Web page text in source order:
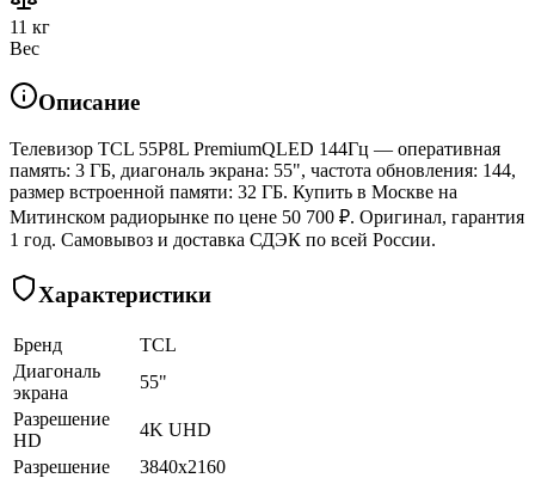
11 кг
Вес
Описание
Телевизор TCL 55P8L PremiumQLED 144Гц — оперативная
память: 3 ГБ, диагональ экрана: 55", частота обновления: 144,
размер встроенной памяти: 32 ГБ. Купить в Москве на
Митинском радиорынке по цене 50 700 ₽. Оригинал, гарантия
1 год. Самовывоз и доставка СДЭК по всей России.
Характеристики
Бренд
TCL
Диагональ
экрана
55"
Разрешение
HD
4K UHD
Разрешение
3840x2160